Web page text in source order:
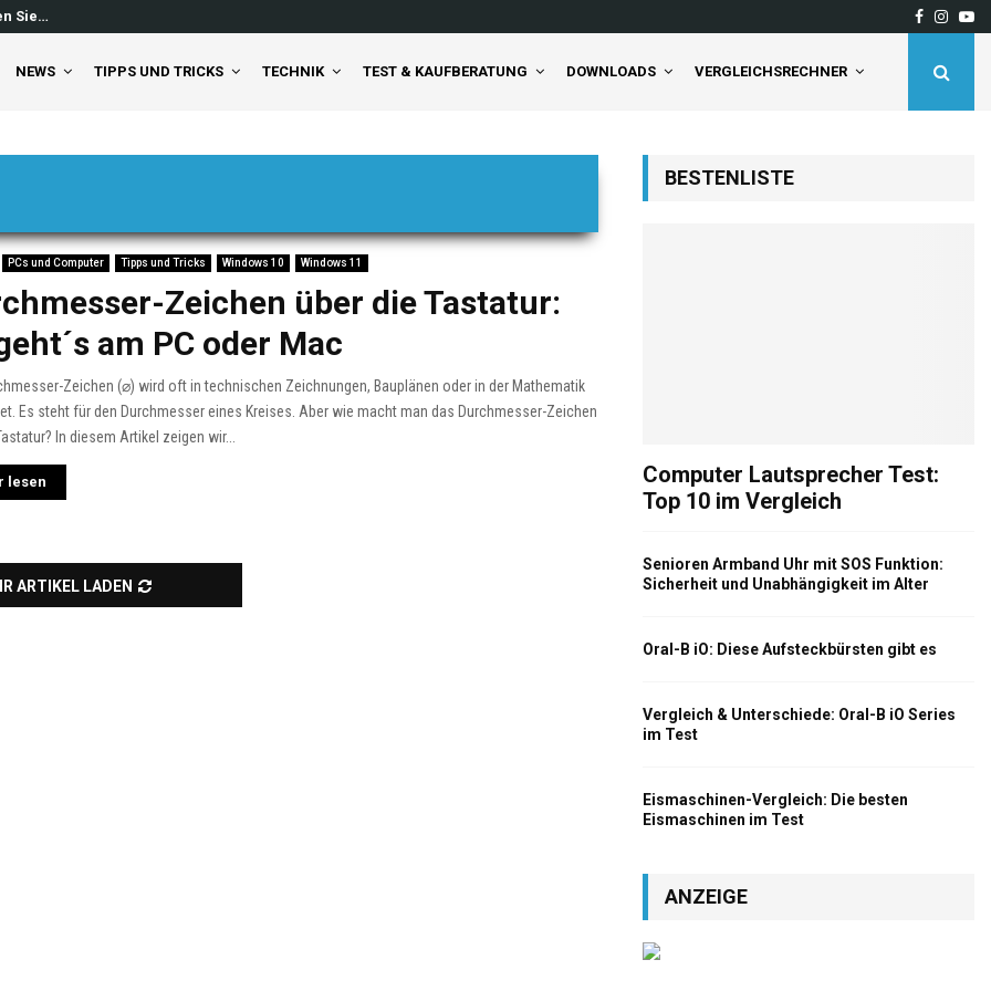
Sie… Tineco Floor One S5 Pro
Facebook
NEWS TIPPS UND TRICKS TECHNIK TEST & KAUFBERATUNG DOWNLOADS VERGLEICHSRECHNER
PCs und Computer Tipps und Tricks Windows 10 Windows 11
Zeichen über die Tastatur:
am PC oder Mac
Zeichen (⌀) wird oft in technischen Zeichnungen, Bauplänen oder in der Mathematik
Es steht für den Durchmesser eines Kreises. Aber wie macht man das Durchmesser-Zeichen
In diesem Artikel zeigen wir...
lesen
ARTIKEL LADEN
BESTENLISTE
Computer Lautsprecher Test:
Top 10 im Vergleich
Senioren Armband Uhr mit SOS Funktion:
Sicherheit und Unabhängigkeit im Alter
Oral-B iO: Diese Aufsteckbürsten gibt es
Vergleich & Unterschiede: Oral-B iO Series
im Test
Eismaschinen-Vergleich: Die besten
Eismaschinen im Test
ANZEIGE